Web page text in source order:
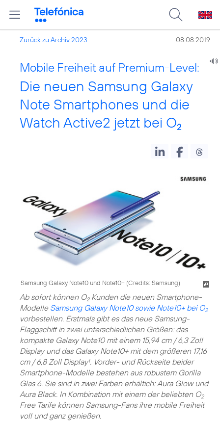
Zurück zu Archiv 2023 08.08.2019
Mobile Freiheit auf Premium-Level:
Die neuen Samsung Galaxy
Note Smartphones und die
Watch Active2 jetzt bei O2
Samsung Galaxy Note10 und Note10+ (Credits: Samsung)
Ab sofort können O2Kunden die neuen Smartphone-
Modelle Samsung Galaxy Note10 sowie Note10+ bei O2
vorbestellen. Erstmals gibt es das neue Samsung-
Flaggschiff in zwei unterschiedlichen Größen: das
kompakte Galaxy Note10 mit einem 15,94 cm / 6,3 Zoll
Display und das Galaxy Note10+ mit dem größeren 17,16
cm / 6,8 Zoll Display1. Vorder- und Rückseite beider
Smartphone-Modelle bestehen aus robustem Gorilla
Glas 6. Sie sind in zwei Farben erhältich: Aura Glow und
Aura Black. In Kombination mit einem der beliebten O2
Free Tarife können Samsung-Fans ihre mobile Freiheit
voll und ganz genießen.